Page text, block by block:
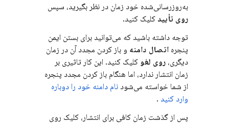
به‌روزرسانی‌شده خود زمان در نظر بگیرید، سپس
روی تأیید کلیک کنید.
توجه داشته باشید که می‌توانید برای بستن ایمن
پنجره اتصال دامنه و باز کردن مجدد آن در زمان
دیگری، روی لغو کلیک کنید. این کار تاثیری بر
زمان انتشار ندارد، اما هنگام باز کردن مجدد پنجره
از شما خواسته می‌شود نام دامنه خود را دوباره
وارد کنید .
پس از گذشت زمان کافی برای انتشار، کلیک روی